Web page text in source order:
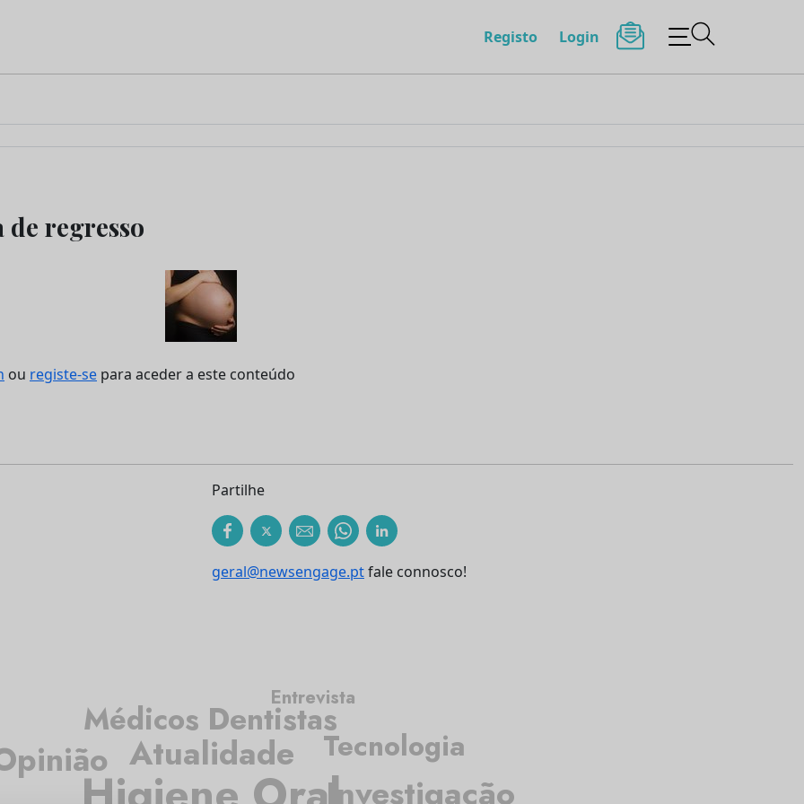
Registo Login
regresso
ou registe-se para aceder a este conteúdo
Partilhe
geral@newsengage.ptfale connosco!
Atualidade
Médicos Dentistas
Entrevista
Tecnologia
Investigação